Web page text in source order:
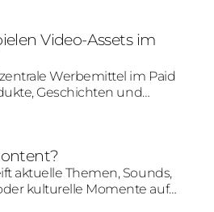
Verbreitung,
und Creative-
beeinflussen.
Video-Assets im
Werbemittel im Paid
Geschichten und
vermitteln können.
ein starker Einstieg, mobile
und eine Struktur,
aktuelle Themen, Sounds,
kulturelle Momente auf